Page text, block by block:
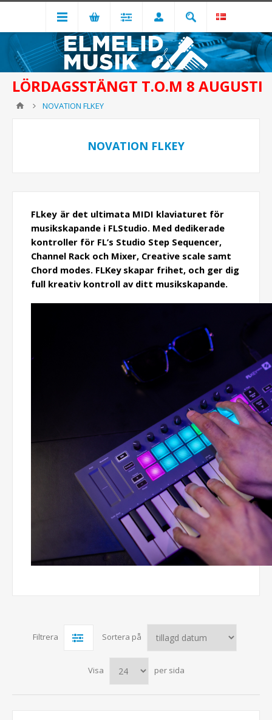
LÖRDAGSSTÄNGT T.O.M 8 AUGUSTI
NOVATION FLKEY
NOVATION FLKEY
FLkey är det ultimata MIDI klaviaturet för
musikskapande i FLStudio. Med dedikerade
kontroller för FL’s Studio Step Sequencer,
Channel Rack och Mixer, Creative scale samt
Chord modes. FLKey skapar frihet, och ger dig
full kreativ kontroll av ditt musikskapande.
Filtrera Sortera på
Visa per sida